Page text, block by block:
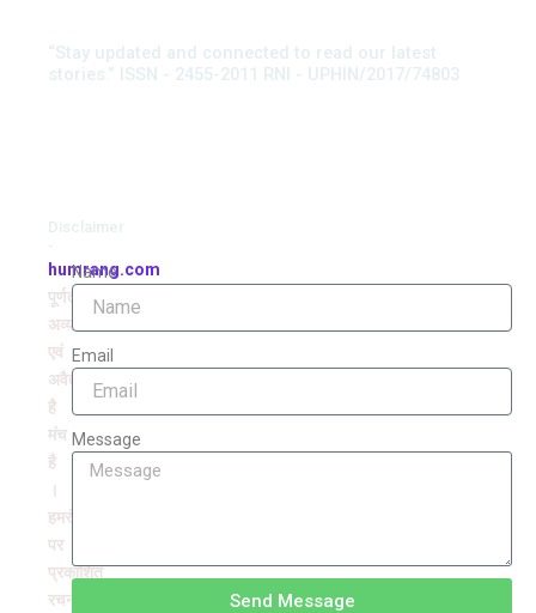
“Stay updated and connected to read our latest
stories.” ISSN - 2455-2011 RNI - UPHIN/2017/74803
humrang.com
पूर्णतः
अव्यवसायिक
एवं
अवैतनिक
है
मंच
है
हमरंग
पर
प्रकाशित
रचनाओं
Name
Email
Message
Send Message